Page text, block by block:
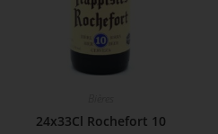
24x33Cl Rochefort 10